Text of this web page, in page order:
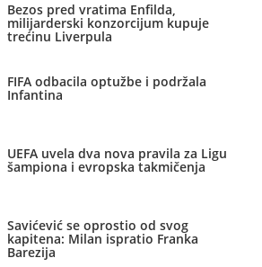
Bezos pred vratima Enfilda,
milijarderski konzorcijum kupuje
trećinu Liverpula
FIFA odbacila optužbe i podržala
Infantina
UEFA uvela dva nova pravila za Ligu
šampiona i evropska takmičenja
Savićević se oprostio od svog
kapitena: Milan ispratio Franka
Barezija